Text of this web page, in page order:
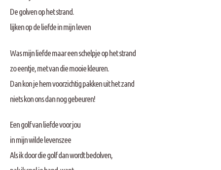
De golven op het strand.
lijken op de liefde in mijn leven
Was mijn liefde maar een schelpje op het strand
zo eentje, met van die mooie kleuren.
Dan kon je hem voorzichtig pakken uit het zand
niets kon ons dan nog gebeuren!
Een golf van liefde voor jou
in mijn wilde levenszee
Als ik door die golf dan wordt bedolven,